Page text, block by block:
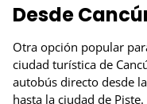
Desde
Otra opción popular
ciudad turística de
autobús directo desde
hasta la ciudad de